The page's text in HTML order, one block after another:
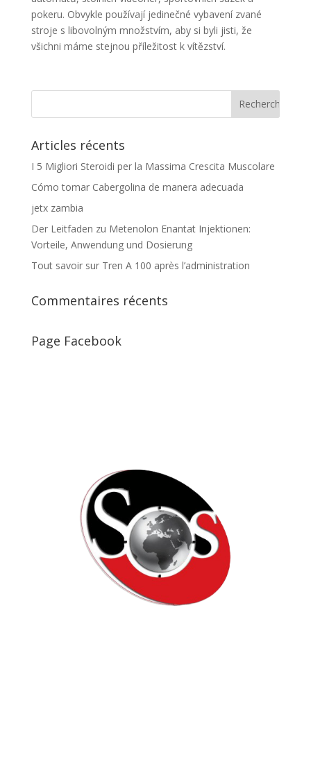
pokeru. Obvykle používají jedinečné vybavení zvané
stroje s libovolným množstvím, aby si byli jisti, že
všichni máme stejnou příležitost k vítězství.
Articles récents
I 5 Migliori Steroidi per la Massima Crescita Muscolare
Cómo tomar Cabergolina de manera adecuada
jetx zambia
Der Leitfaden zu Metenolon Enantat Injektionen:
Vorteile, Anwendung und Dosierung
Tout savoir sur Tren A 100 après l’administration
Commentaires récents
Page Facebook